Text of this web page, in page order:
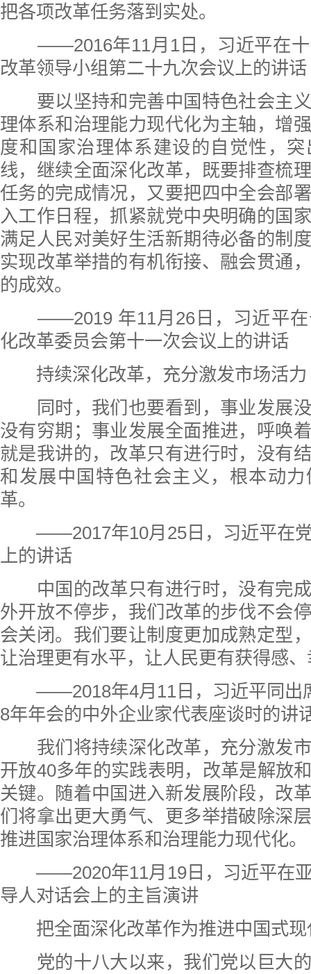
把各项改革任务落到实处。
——2016年11月1日，习近平在十
改革领导小组第二十九次会议上的讲话
要以坚持和完善中国特色社会主义
理体系和治理能力现代化为主轴，增
度和国家治理体系建设的自觉性，
线，继续全面深化改革，既要排查梳
任务的完成情况，又要把四中全会部
入工作日程，抓紧就党中央明确的国
满足人民对美好生活新期待必备的制
实现改革举措的有机衔接、融会贯通
的成效。
——2019 年11月26日，习近平在
化改革委员会第十一次会议上的讲话
持续深化改革，充分激发市场活力
同时，我们也要看到，事业发展没
没有穷期；事业发展全面推进，呼唤
就是我讲的，改革只有进行时，没有
和发展中国特色社会主义，根本动
革。
——2017年10月25日，习近平在党
上的讲话
中国的改革只有进行时，没有完成
外开放不停步，我们改革的步伐不会
会关闭。我们要让制度更加成熟定型
让治理更有水平，让人民更有获得感
——2018年4月11日，习近平同出
8年年会的中外企业家代表座谈时的讲
我们将持续深化改革，充分激发市
开放40多年的实践表明，改革是解放
关键。随着中国进入新发展阶段，改
们将拿出更大勇气、更多举措破除深
推进国家治理体系和治理能力现代化。
——2020年11月19日，习近平在亚
导人对话会上的主旨演讲
把全面深化改革作为推进中国式现
党的十八大以来，我们党以巨大的